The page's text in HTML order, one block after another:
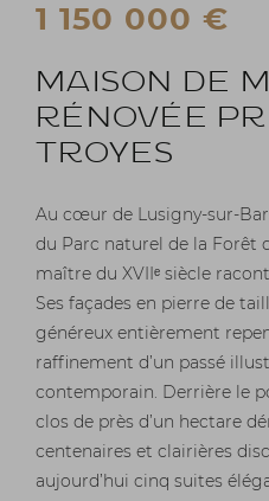
1 150 000 €
MAISON DE
RÉNOVÉE
TROYES
Au cœur de Lusigny-sur-
du Parc naturel de la Forêt
maître du XVII ᵉ siècle
Ses façades en pierre de
généreux entièrement
raffinement d’un passé
contemporain. Derrière le
clos de près d’un hectare
centenaires et clairières
aujourd’hui cinq suites